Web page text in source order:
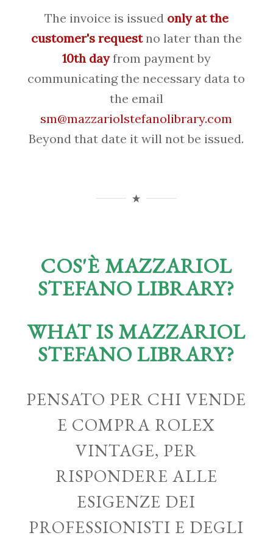
The invoice is issued only at the
customer's requestno later than the
10th dayfrom payment by
communicating the necessary data to
the email
sm@mazzariolstefanolibrary.com
Beyond that date it will not be issued.
COS'È MAZZARIOL
STEFANO LIBRARY?
WHAT IS MAZZARIOL
STEFANO LIBRARY?
PENSATO PER CHI VENDE
E COMPRA ROLEX
VINTAGE, PER
RISPONDERE ALLE
ESIGENZE DEI
PROFESSIONISTI E DEGLI